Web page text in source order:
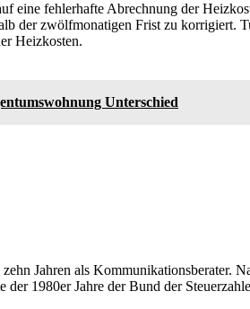
eine fehlerhafte Abrechnung der
der zwölfmonatigen Frist zu korrigiert.
Heizkosten.
Unterschied
Jahren als
1980er Jahre der Bund der